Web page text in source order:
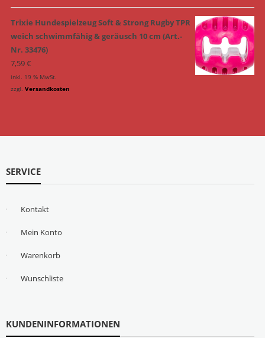
Trixie Hundespielzeug Soft & Strong Rugby TPR
weich schwimmfähig & geräusch 10 cm (Art.-
Nr. 33476)
7,59€
inkl. 19 % MwSt.
zzgl. Versandkosten
SERVICE
Kontakt
Mein Konto
Warenkorb
Wunschliste
KUNDENINFORMATIONEN